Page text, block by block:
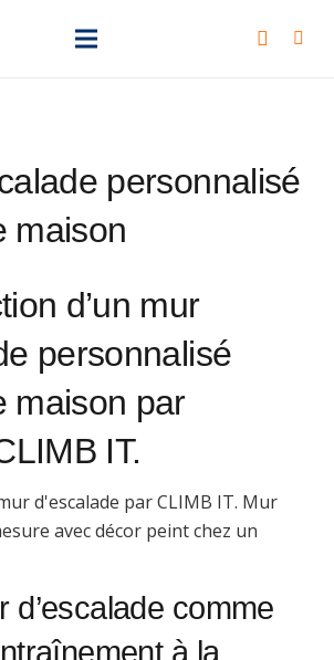
personnalisé
maison
d’un mur
personnalisé
maison par
IT.
d’escalade comme
à la